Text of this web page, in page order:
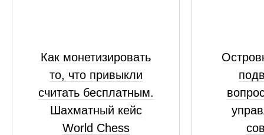
Как монетизировать
то, что привыкли
считать бесплатным.
Шахматный кейс
World Chess